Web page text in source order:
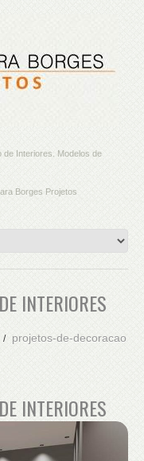
Interiores. Modelos de
Borges Projetos
INTERIORES
projetos-de-decoracao
INTERIORES